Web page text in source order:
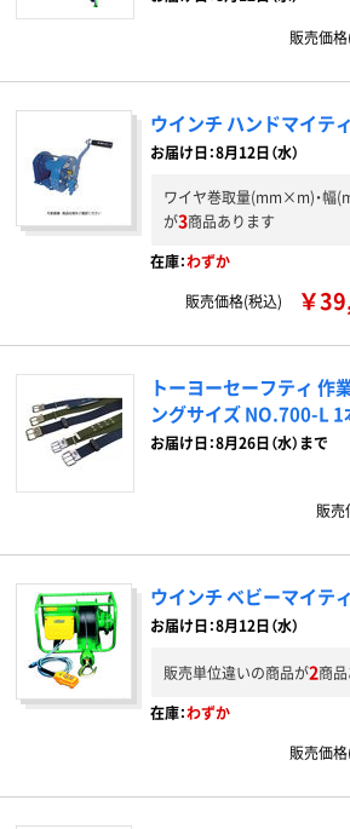
販売価
ウインチ ハンドマイティ
お届け日：8月12日（水）
ワイヤ巻取量(mm×m)・幅
が3商品あります
在庫：わずか
販売価格(税込)
￥
トーヨーセーフティ 作
ングサイズ NO.700-L 1
お届け日：8月26日（水）まで
販売
ウインチ ベビーマイティ
お届け日：8月12日（水）
販売単位違いの商品が2商
在庫：わずか
販売価